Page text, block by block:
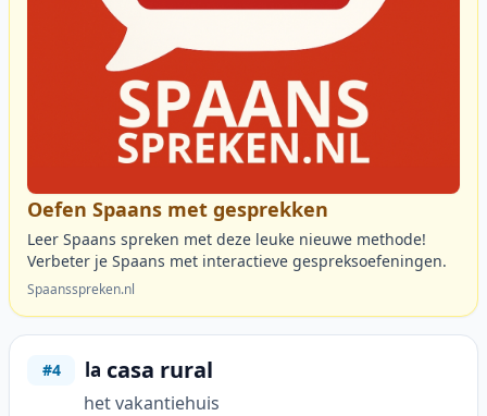
Oefen Spaans met gesprekken
Leer Spaans spreken met deze leuke nieuwe methode!
Verbeter je Spaans met interactieve gespreksoefeningen.
Spaansspreken.nl
#4 la casa rural
het vakantiehuis